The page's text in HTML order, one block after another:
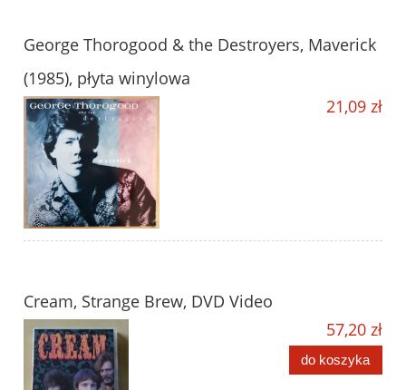
George Thorogood & the Destroyers, Maverick
(1985), płyta winylowa
21,09 zł
Cream, Strange Brew, DVD Video
57,20 zł
do koszyka